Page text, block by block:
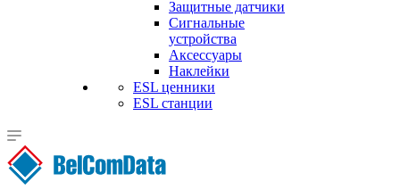
Защитные датчики
Сигнальные
устройства
Аксессуары
Наклейки
ESL ценники
ESL станции